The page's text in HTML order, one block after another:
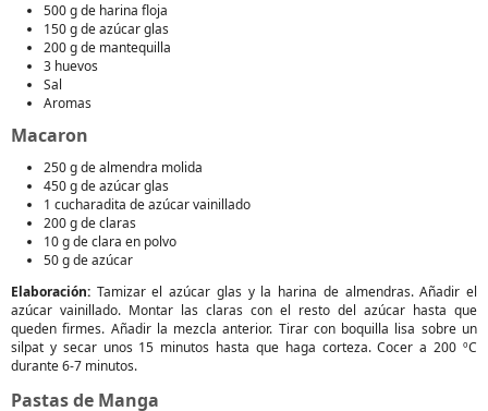
500 g de harina floja
150 g de azúcar glas
200 g de mantequilla
3 huevos
Sal
Aromas
Macaron
250 g de almendra molida
450 g de azúcar glas
1 cucharadita de azúcar vainillado
200 g de claras
10 g de clara en polvo
50 g de azúcar
Elaboración: Tamizar el azúcar glas y la harina de almendras. Añadir el
azúcar vainillado. Montar las claras con el resto del azúcar hasta que
queden firmes. Añadir la mezcla anterior. Tirar con boquilla lisa sobre un
silpat y secar unos 15 minutos hasta que haga corteza. Cocer a 200 ºC
durante 6-7 minutos.
Pastas de Manga